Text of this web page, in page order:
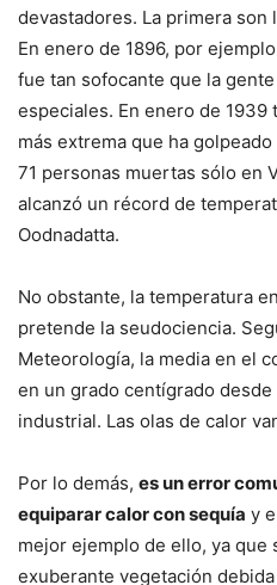
devastadores. La primera son
En enero de 1896, por
fue tan sofocante que la
especiales. En enero de 1939
más extrema que ha
71 personas muertas sólo en
alcanzó un récord de
Oodnadatta.
No obstante, la temperatura
pretende la seudociencia.
Meteorología, la media en el
en un grado centígrado
industrial. Las olas de calor
Por lo demás, es un error
equiparar calor con sequía y
mejor ejemplo de ello, ya que
exuberante vegetación